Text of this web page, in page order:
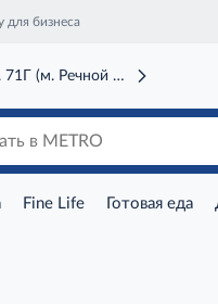
для бизнеса
(м. Речной вокзал)
Fine Life Готовая еда